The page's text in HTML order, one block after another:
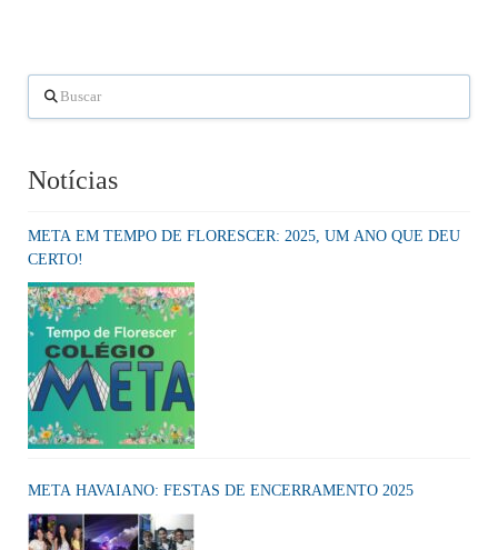
Buscar
Notícias
META EM TEMPO DE FLORESCER: 2025, UM ANO QUE DEU
CERTO!
META HAVAIANO: FESTAS DE ENCERRAMENTO 2025